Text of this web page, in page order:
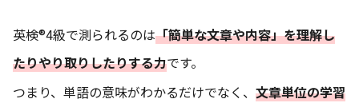
英検®4級で測られるのは「簡単な文章や内容」を理解し
たりやり取りしたりする力です。
つまり、単語の意味がわかるだけでなく、 文章単位の学習